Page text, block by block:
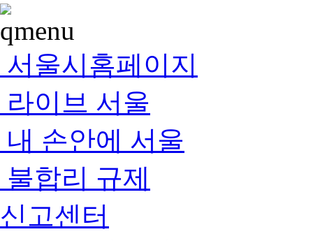
서울시홈페이지
라이브 서울
내 손안에 서울
불합리 규제
신고센터